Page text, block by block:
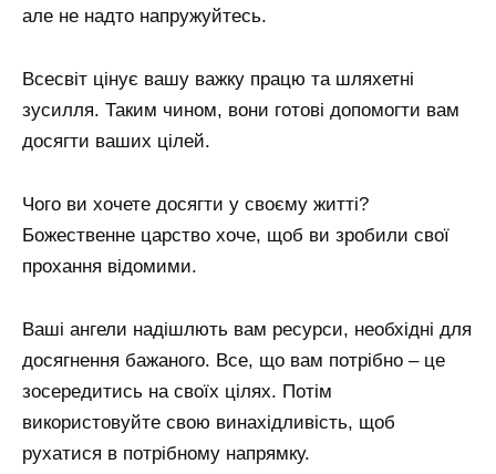
але не надто напружуйтесь.
Всесвіт цінує вашу важку працю та шляхетні
зусилля. Таким чином, вони готові допомогти вам
досягти ваших цілей.
Чого ви хочете досягти у своєму житті?
Божественне царство хоче, щоб ви зробили свої
прохання відомими.
Ваші ангели надішлють вам ресурси, необхідні для
досягнення бажаного. Все, що вам потрібно – це
зосередитись на своїх цілях. Потім
використовуйте свою винахідливість, щоб
рухатися в потрібному напрямку.